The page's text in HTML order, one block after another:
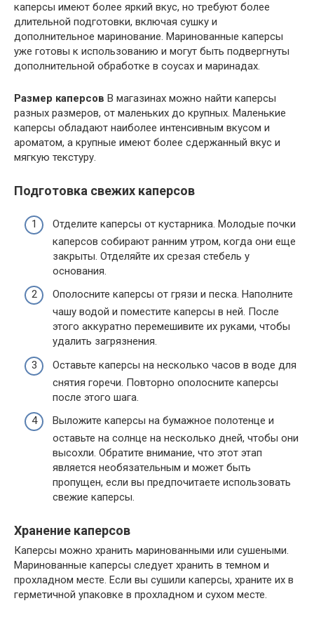
каперсы имеют более яркий вкус, но требуют более
длительной подготовки, включая сушку и
дополнительное маринование. Маринованные каперсы
уже готовы к использованию и могут быть подвергнуты
дополнительной обработке в соусах и маринадах.
Размер каперсов В магазинах можно найти каперсы
разных размеров, от маленьких до крупных. Маленькие
каперсы обладают наиболее интенсивным вкусом и
ароматом, а крупные имеют более сдержанный вкус и
мягкую текстуру.
Подготовка свежих каперсов
Отделите каперсы от кустарника. Молодые почки
каперсов собирают ранним утром, когда они еще
закрыты. Отделяйте их срезая стебель у
основания.
Ополосните каперсы от грязи и песка. Наполните
чашу водой и поместите каперсы в ней. После
этого аккуратно перемешивите их руками, чтобы
удалить загрязнения.
Оставьте каперсы на несколько часов в воде для
снятия горечи. Повторно ополосните каперсы
после этого шага.
Выложите каперсы на бумажное полотенце и
оставьте на солнце на несколько дней, чтобы они
высохли. Обратите внимание, что этот этап
является необязательным и может быть
пропущен, если вы предпочитаете использовать
свежие каперсы.
Хранение каперсов
Каперсы можно хранить маринованными или сушеными.
Маринованные каперсы следует хранить в темном и
прохладном месте. Если вы сушили каперсы, храните их в
герметичной упаковке в прохладном и сухом месте.